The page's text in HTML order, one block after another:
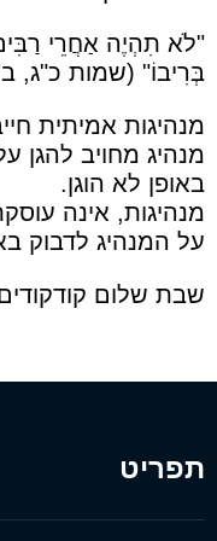
"לֹא תִהְיֶה אַחֲרֵי
בְּרִיבוֹ" (שמות כ"ג,
מנהיגות אמיתית
מנהיג מחויב להגן
באופן לא הוגן.
מנהיגות, אינה
על המנהיג לדבוק
שבת שלום
תפריט